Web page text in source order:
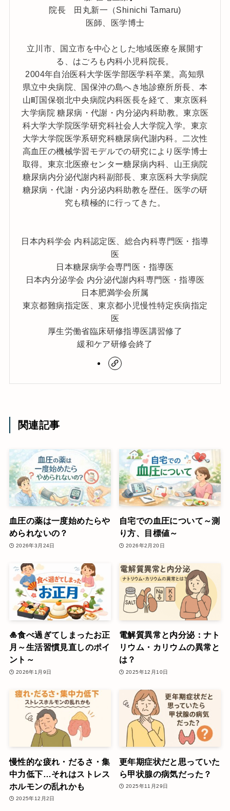
院長 田丸新一（Shinichi Tamaru)
医師、医学博士
立川市、国立市を中心とした地域医療を展開す
る、はごろも内科小児科院長。
2004年自治医科大学医学部医学科卒業。高知県
県立中央病院、国保沖の島へき地診療所所長、本
山町国保嶺北中央病院内科医長を経て、東京医科
大学病院 糖尿病・代謝・内分泌内科助教。東京医
科大学大学院医学研究科社会人大学院入学。東京
大学大学院医学系研究科糖尿病代謝内科。二次性
高血圧の機械学習モデルでの研究により医学博士
取得。東京北医療センター糖尿病内科、山王病院
糖尿病内分泌代謝内科副部長、東京医科大学病院
糖尿病・代謝・内分泌内科助教を歴任。医学の研
究も積極的に行ってきた。
日本内科学会 内科認定医、総合内科専門医・指導
医
日本糖尿病学会専門医・指導医
日本内分泌学会 内分泌代謝内科専門医・指導医
日本肥満学会所属
東京都難病指定医、東京都小児慢性特定疾病指定
医
厚生労働省臨床研修指導医講習修了
緩和ケア研修会終了
関連記事
血圧の薬は一度始めたらや
められないの？
2026年3月24日
自宅での血圧について～測
り方、目標値～
2026年2月20日
🎍食べ過ぎてしまったお正
月～生活習慣見直しのポイ
ント～
2026年1月9日
電解質異常と内分泌：ナト
リウム・カリウムの異常と
は？
2025年12月10日
慢性的な疲れ・だるさ・集
中力低下…それはストレス
ホルモンの乱れかも
2025年12月2日
更年期症状だと思っていた
ら甲状腺の病気だった？
2025年11月29日